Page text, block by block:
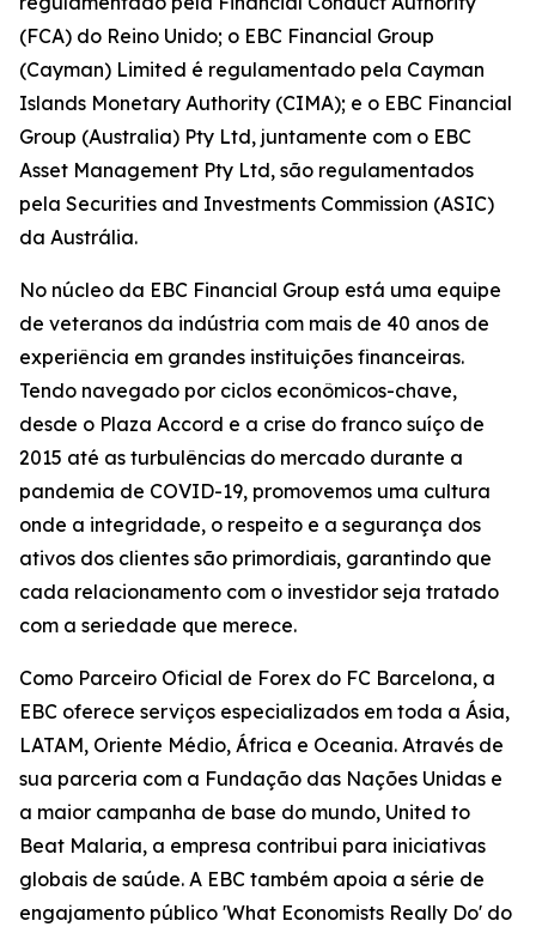
(FCA) do Reino Unido; o EBC Financial Group
(Cayman) Limited é regulamentado pela Cayman
Islands Monetary Authority (CIMA); e o EBC Financial
Group (Australia) Pty Ltd, juntamente com o EBC
Asset Management Pty Ltd, são regulamentados
pela Securities and Investments Commission (ASIC)
da Austrália.
No núcleo da EBC Financial Group está uma equipe
de veteranos da indústria com mais de 40 anos de
experiência em grandes instituições financeiras.
Tendo navegado por ciclos econômicos-chave,
desde o Plaza Accord e a crise do franco suíço de
2015 até as turbulências do mercado durante a
pandemia de COVID-19, promovemos uma cultura
onde a integridade, o respeito e a segurança dos
ativos dos clientes são primordiais, garantindo que
cada relacionamento com o investidor seja tratado
com a seriedade que merece.
Como Parceiro Oficial de Forex do FC Barcelona, a
EBC oferece serviços especializados em toda a Ásia,
LATAM, Oriente Médio, África e Oceania. Através de
sua parceria com a Fundação das Nações Unidas e
a maior campanha de base do mundo, United to
Beat Malaria, a empresa contribui para iniciativas
globais de saúde. A EBC também apoia a série de
engajamento público 'What Economists Really Do' do